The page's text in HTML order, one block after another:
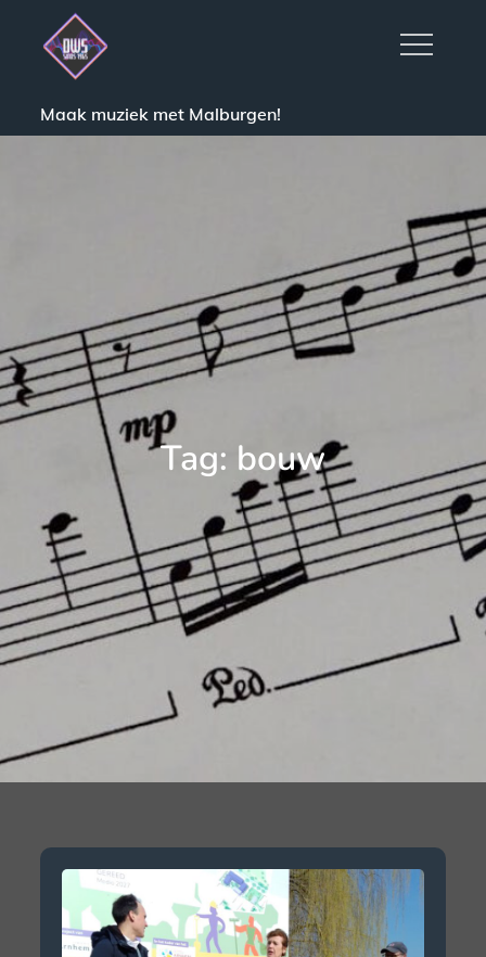
Maak muziek met Malburgen!
Tag: bouw